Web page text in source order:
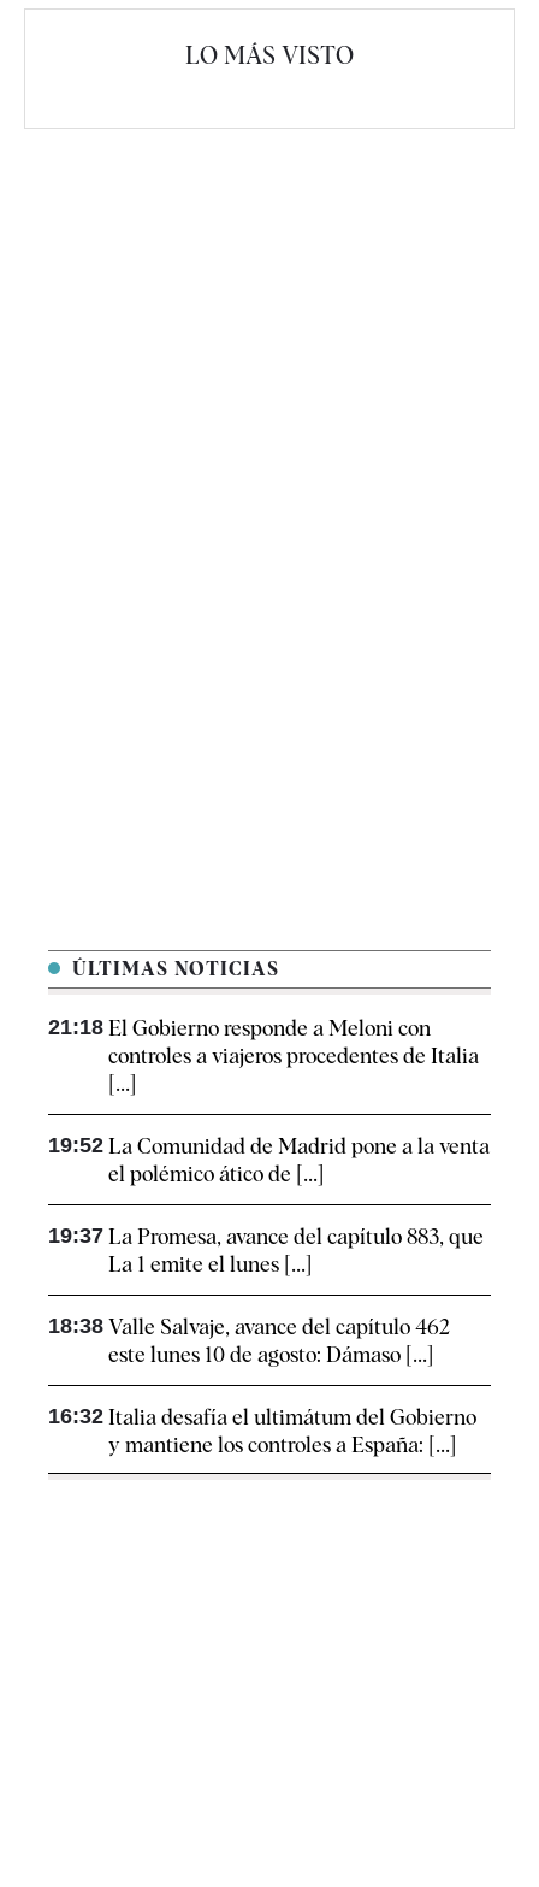
LO MÁS VISTO
ÚLTIMAS NOTICIAS
21:18 El Gobierno responde a Meloni con
controles a viajeros procedentes de Italia
[...]
19:52 La Comunidad de Madrid pone a la venta
el polémico ático de [...]
19:37 La Promesa, avance del capítulo 883, que
La 1 emite el lunes [...]
18:38 Valle Salvaje, avance del capítulo 462
este lunes 10 de agosto: Dámaso [...]
16:32 Italia desafía el ultimátum del Gobierno
y mantiene los controles a España: [...]